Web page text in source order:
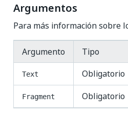
Argumentos
Para más información sobre
Argumento Tipo
Text Obligatorio
Fragment Obligatorio